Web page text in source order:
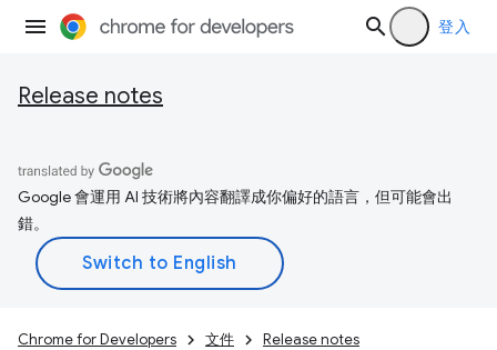
登入
Release notes
Google 會運用 AI 技術將內容翻譯成你偏好的語言，但可能會出
錯。
Chrome for Developers 文件 Release notes